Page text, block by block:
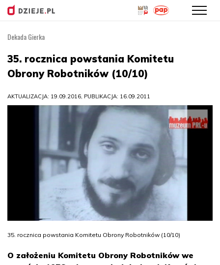
treści
Dekada Gierka
35. rocznica powstania Komitetu
Obrony Robotników (10/10)
AKTUALIZACJA: 19.09.2016, PUBLIKACJA: 16.09.2011
35. rocznica powstania Komitetu Obrony Robotników (10/10)
O założeniu Komitetu Obrony Robotników we